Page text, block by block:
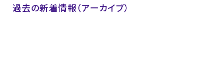
過去の新着情報（アーカイブ）